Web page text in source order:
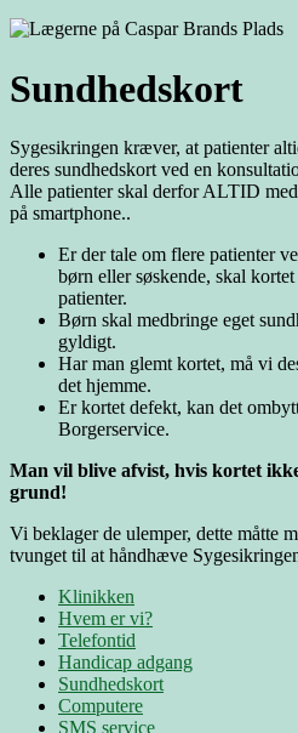
Sundhedskort
Sygesikringen kræver, at patienter
deres sundhedskort ved en
Alle patienter skal derfor ALTID
på smartphone..
Er der tale om flere patienter
børn eller søskende, skal
patienter.
Børn skal medbringe eget
gyldigt.
Har man glemt kortet, må vi
det hjemme.
Er kortet defekt, kan det
Borgerservice.
Man vil blive afvist, hvis kortet
grund!
Vi beklager de ulemper, dette måtte
tvunget til at håndhæve
Klinikken
Hvem er vi?
Telefontid
Handicap adgang
Sundhedskort
Computere
SMS service